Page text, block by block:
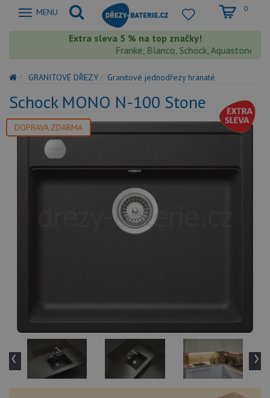
Zobrazit
MENU 0
Extra sleva 5 % na top značky!
Franke, Blanco, Schock, Aquastone,
GRANITOVÉ DŘEZY Granitové jednodřezy hranaté
Schock MONO N-100 Stone
DOPRAVA ZDARMA
‹ ›